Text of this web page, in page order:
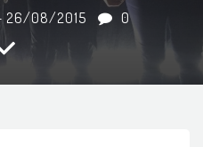
26/08/2015 0